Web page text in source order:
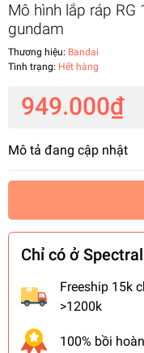
Mô hình lắp ráp RG
gundam
Thương hiệu: Bandai
Tình trạng: Hết hàng
949.000₫
Mô tả đang cập nhật
Chỉ có ở
Freeship 15k
>1200k
100% bồi